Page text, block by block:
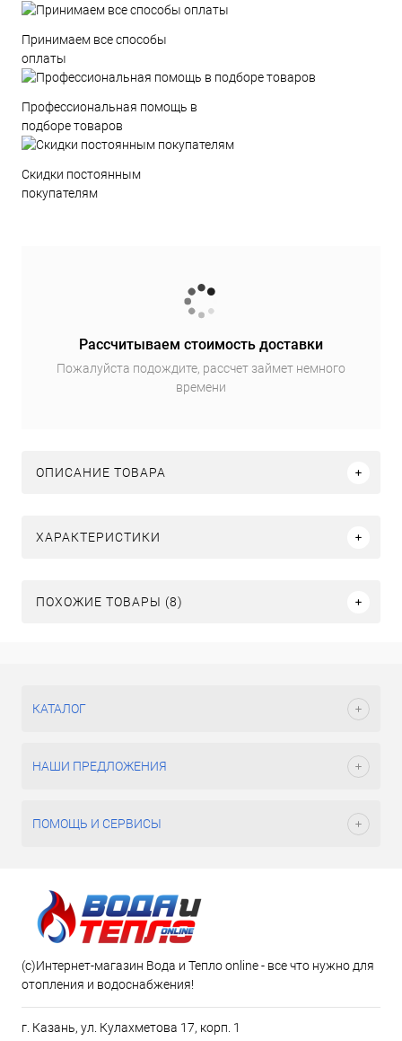
Принимаем все способы
оплаты
Профессиональная помощь в
подборе товаров
Скидки постоянным
покупателям
Рассчитываем стоимость доставки
Пожалуйста подождите, рассчет займет немного
времени
ОПИСАНИЕ ТОВАРА
ХАРАКТЕРИСТИКИ
ПОХОЖИЕ ТОВАРЫ (8)
КАТАЛОГ
НАШИ ПРЕДЛОЖЕНИЯ
ПОМОЩЬ И СЕРВИСЫ
(c)Интернет-магазин Вода и Тепло online - все что нужно для
отопления и водоснабжения!
г. Казань, ул. Кулахметова 17, корп. 1